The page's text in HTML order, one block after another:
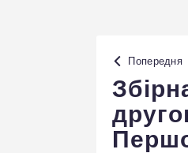
Попередня